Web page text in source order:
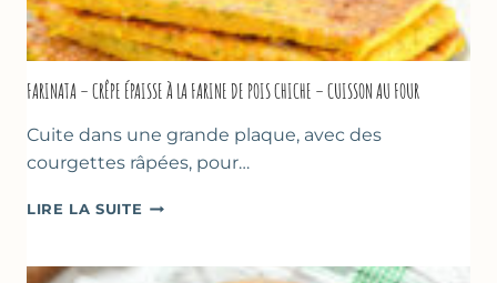
FARINATA – CRÊPE ÉPAISSE À LA FARINE DE POIS CHICHE – CUISSON AU FOUR
Cuite dans une grande plaque, avec des
courgettes râpées, pour…
LIRE LA SUITE FARINATA
ÉPAISSE